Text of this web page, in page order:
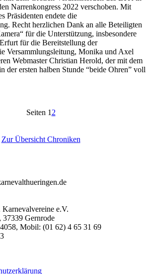
Narrenkongress 2022 verschoben. Mit
Präsidenten endete die
Recht herzlichen Dank an alle Beteiligten
für die Unterstützung, insbesondere
für die Bereitstellung der
Versammlungsleitung, Monika und Axel
Webmaster Christian Herold, der mit dem
der ersten halben Stunde “beide Ohren” voll
Seiten 1 2
Zur Übersicht Chroniken
e.V.
37339 Gernrode
Mobil: (01 62) 4 65 31 69